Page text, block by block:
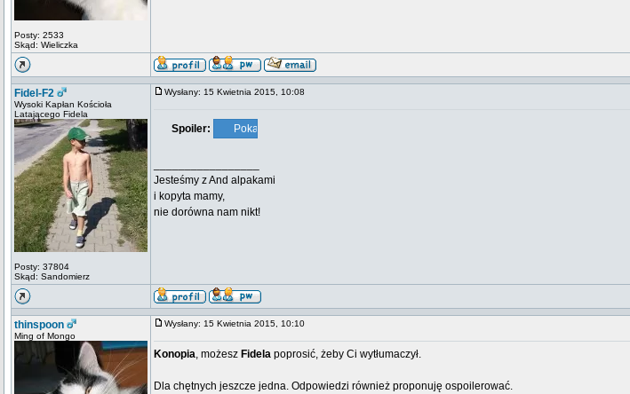
Posty: 2533
Skąd: Wieliczka
Fidel-F2
Wysoki Kapłan Kościoła
Latającego Fidela
Posty: 37804
Skąd: Sandomierz
Wysłany: 15 Kwietnia 2015, 10:08
Spoiler:
Jesteśmy z And alpakami
i kopyta mamy,
nie dorówna nam nikt!
thinspoon
Ming of Mongo
Wysłany: 15 Kwietnia 2015, 10:10
Konopia, możesz Fidela poprosić, żeby Ci wytłumaczył.
Dla chętnych jeszcze jedna. Odpowiedzi również proponuję ospoilerować.